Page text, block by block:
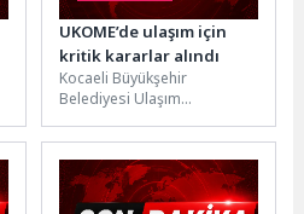
UKOME’de ulaşım için
kritik kararlar alındı
Kocaeli Büyükşehir
Belediyesi Ulaşım
(UKOME) toplantısında;
trafik güvenliği, çekici-
kurtarıcı hizmetleri ve toplu
taşımaya...